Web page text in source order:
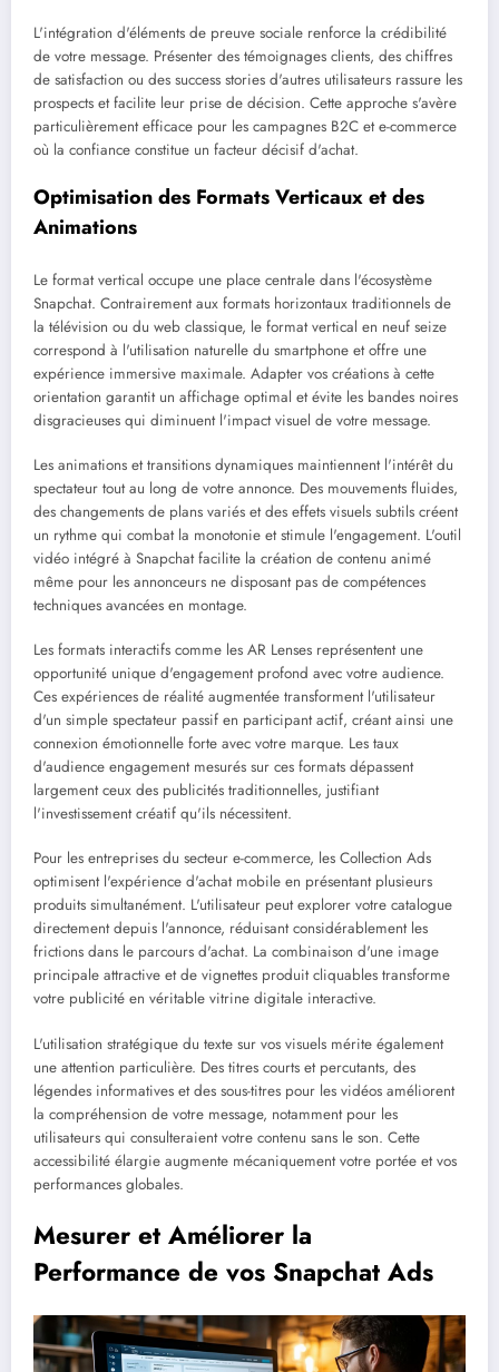
L'intégration d'éléments de preuve sociale renforce la crédibilité
de votre message. Présenter des témoignages clients, des chiffres
de satisfaction ou des success stories d'autres utilisateurs rassure les
prospects et facilite leur prise de décision. Cette approche s'avère
particulièrement efficace pour les campagnes B2C et e-commerce
où la confiance constitue un facteur décisif d'achat.
Optimisation des Formats Verticaux et des
Animations
Le format vertical occupe une place centrale dans l'écosystème
Snapchat. Contrairement aux formats horizontaux traditionnels de
la télévision ou du web classique, le format vertical en neuf seize
correspond à l'utilisation naturelle du smartphone et offre une
expérience immersive maximale. Adapter vos créations à cette
orientation garantit un affichage optimal et évite les bandes noires
disgracieuses qui diminuent l'impact visuel de votre message.
Les animations et transitions dynamiques maintiennent l'intérêt du
spectateur tout au long de votre annonce. Des mouvements fluides,
des changements de plans variés et des effets visuels subtils créent
un rythme qui combat la monotonie et stimule l'engagement. L'outil
vidéo intégré à Snapchat facilite la création de contenu animé
même pour les annonceurs ne disposant pas de compétences
techniques avancées en montage.
Les formats interactifs comme les AR Lenses représentent une
opportunité unique d'engagement profond avec votre audience.
Ces expériences de réalité augmentée transforment l'utilisateur
d'un simple spectateur passif en participant actif, créant ainsi une
connexion émotionnelle forte avec votre marque. Les taux
d'audience engagement mesurés sur ces formats dépassent
largement ceux des publicités traditionnelles, justifiant
l'investissement créatif qu'ils nécessitent.
Pour les entreprises du secteur e-commerce, les Collection Ads
optimisent l'expérience d'achat mobile en présentant plusieurs
produits simultanément. L'utilisateur peut explorer votre catalogue
directement depuis l'annonce, réduisant considérablement les
frictions dans le parcours d'achat. La combinaison d'une image
principale attractive et de vignettes produit cliquables transforme
votre publicité en véritable vitrine digitale interactive.
L'utilisation stratégique du texte sur vos visuels mérite également
une attention particulière. Des titres courts et percutants, des
légendes informatives et des sous-titres pour les vidéos améliorent
la compréhension de votre message, notamment pour les
utilisateurs qui consulteraient votre contenu sans le son. Cette
accessibilité élargie augmente mécaniquement votre portée et vos
performances globales.
Mesurer et Améliorer la
Performance de vos Snapchat Ads